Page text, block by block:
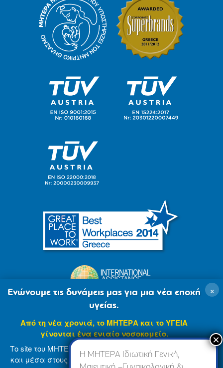
Η ΜΗΤΕΡΑ Ιδιωτική Γενική,
×
Ενώνουμε τις δυνάμεις μας για μια νέα εποχή
υγείας.
Από τη νέα χρονιά, το ΜΗΤΕΡΑ και το ΥΓΕΙΑ
γίνονται ένα ενιαίο νοσοκομείο.
Το site του ΜΗΤΕΡΑ βρίσκεται σε φάση ανανέωσης
και μέσα στους επόμενους μήνες θα ενσωματωθεί